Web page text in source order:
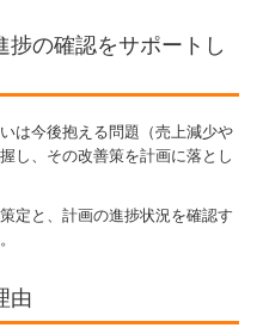
の確認をサポートし
は今後抱える問題（売上減少や
し、その改善策を計画に落とし
定と、計画の進捗状況を確認す
由